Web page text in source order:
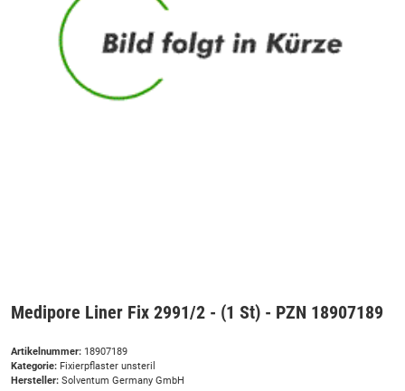
Medipore Liner Fix 2991/2 - (1 St) - PZN 18907189
Artikelnummer: 18907189
Kategorie: Fixierpflaster unsteril
Hersteller: Solventum Germany GmbH